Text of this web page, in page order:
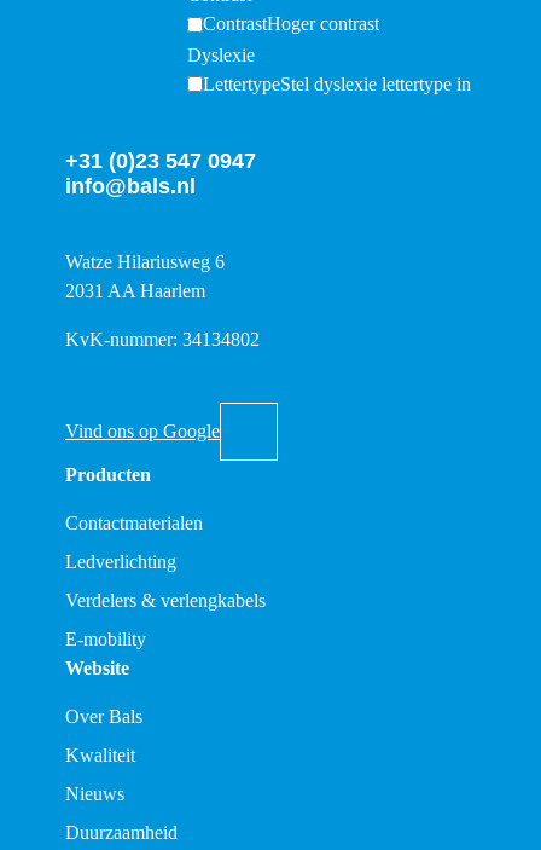
ContrastHoger contrast
Dyslexie
LettertypeStel dyslexie lettertype in
+31 (0)23 547 0947
info@bals.nl
Watze Hilariusweg 6
2031 AA Haarlem
KvK-nummer: 34134802
Vind ons op Google
Producten
Contactmaterialen
Ledverlichting
Verdelers & verlengkabels
E-mobility
Website
Over Bals
Kwaliteit
Nieuws
Duurzaamheid